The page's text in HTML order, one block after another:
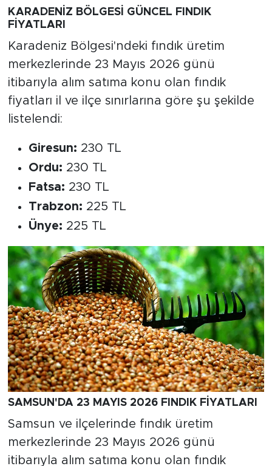
KARADENİZ BÖLGESİ GÜNCEL FINDIK
FİYATLARI
Karadeniz Bölgesi'ndeki fındık üretim
merkezlerinde 23 Mayıs 2026 günü
itibarıyla alım satıma konu olan fındık
fiyatları il ve ilçe sınırlarına göre şu şekilde
listelendi:
Giresun: 230 TL
Ordu: 230 TL
Fatsa: 230 TL
Trabzon: 225 TL
Ünye: 225 TL
SAMSUN'DA 23 MAYIS 2026 FINDIK FİYATLARI
Samsun ve ilçelerinde fındık üretim
merkezlerinde 23 Mayıs 2026 günü
itibarıyla alım satıma konu olan fındık